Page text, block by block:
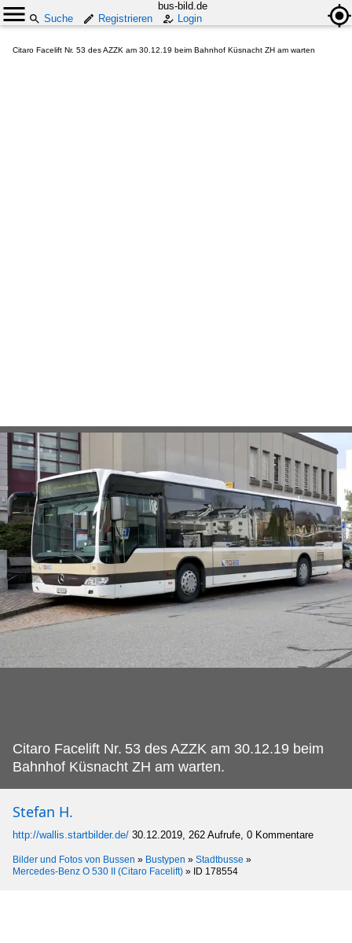
bus-bild.de
Suche
Registrieren Login
Citaro Facelift Nr. 53 des AZZK am 30.12.19 beim Bahnhof Küsnacht ZH am warten
Citaro Facelift Nr. 53 des AZZK am 30.12.19 beim
Bahnhof Küsnacht ZH am warten.
Stefan H.
http://wallis.startbilder.de/ 30.12.2019, 262 Aufrufe, 0 Kommentare
Bilder und Fotos von Bussen » Bustypen » Stadtbusse »
Mercedes-Benz O 530 II (Citaro Facelift) » ID 178554